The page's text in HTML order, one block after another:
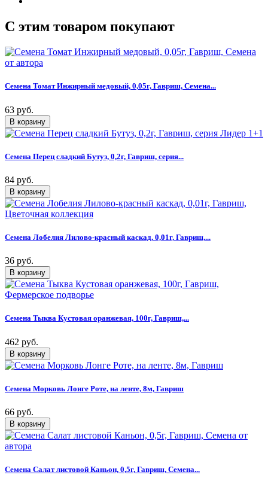
C этим товаром покупают
Семена Томат Инжирный медовый, 0,05г, Гавриш, Семена...
63 руб.
Семена Перец сладкий Бутуз, 0,2г, Гавриш, серия...
84 руб.
Семена Лобелия Лилово-красный каскад, 0,01г, Гавриш,...
36 руб.
Семена Тыква Кустовая оранжевая, 100г, Гавриш,...
462 руб.
Семена Морковь Лонге Роте, на ленте, 8м, Гавриш
66 руб.
Семена Салат листовой Каньон, 0,5г, Гавриш, Семена...